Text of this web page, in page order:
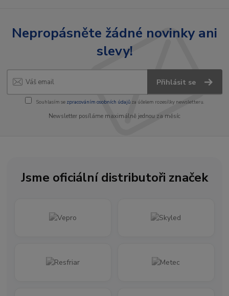
Nepropásněte žádné novinky ani
slevy!
Přihlásit se
Souhlasím se zpracováním osobních údajůza účelem rozesílky newsletteru.
Newsletter posíláme maximálně jednou za měsíc
Jsme oficiální distributoři značek